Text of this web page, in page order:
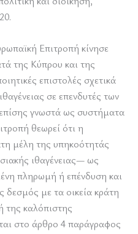
Επιτροπή κίνησε
της Κύπρου και της
επιστολές σχετικά
σε επενδυτές των
γνωστά ως συστήματα
θεωρεί ότι η
μέλη της υπηκοότητάς
ιθαγένειας— ως
πληρωμή ή επένδυση και
δεσμός με τα οικεία κράτη
της καλόπιστης
στο άρθρο 4 παράγραφος